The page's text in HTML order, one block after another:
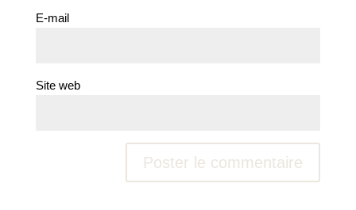
E-mail
Site web